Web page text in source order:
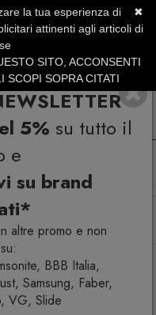
5% su tutto il
e
su brand
altre promo e non
BBB Italia,
Samsung, Faber,
VG, Slide
al 31 Agosto
Lampade da tavolo
da tavolo
✖
la tua esperienza di
attinenti agli articoli di
SITO, ACCONSENTI
SCOPI SOPRA CITATI